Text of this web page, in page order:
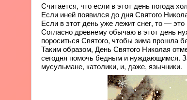
Считается, что если в этот день погода
Если иней появился до дня Святого
Если в этот день уже лежит снег, то —
Согласно древнему обычаю в этот день
пороситься Святого, чтобы зима прошла
Таким образом, День Святого Николая
сегодня помочь бедным и нуждающимся.
мусульмане, католики, и, даже, язычники.